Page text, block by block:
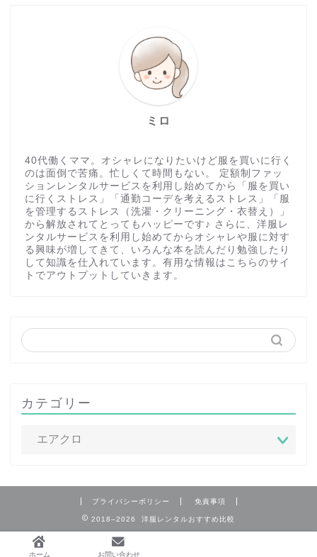
ミロ
40代働くママ。オシャレになりたいけど服を買いに行く
のは面倒で苦痛。忙しくて時間もない。 定額制ファッ
ションレンタルサービスを利用し始めてから「服を買い
に行くストレス」「通勤コーデを考えるストレス」「服
を管理するストレス（洗濯・クリーニング・衣替え）」
から解放されてとってもハッピーです♪ さらに、洋服レ
ンタルサービスを利用し始めてからオシャレや服に対す
る興味が増してきて、いろんな本を読んだり勉強したり
して知識を仕入れています。有用な情報はこちらのサイ
トでアウトプットしていきます。
カテゴリー
プライバシーポリシー 免責事項
2018–2026 洋服レンタルおすすめ比較
ホーム お問い合わせ